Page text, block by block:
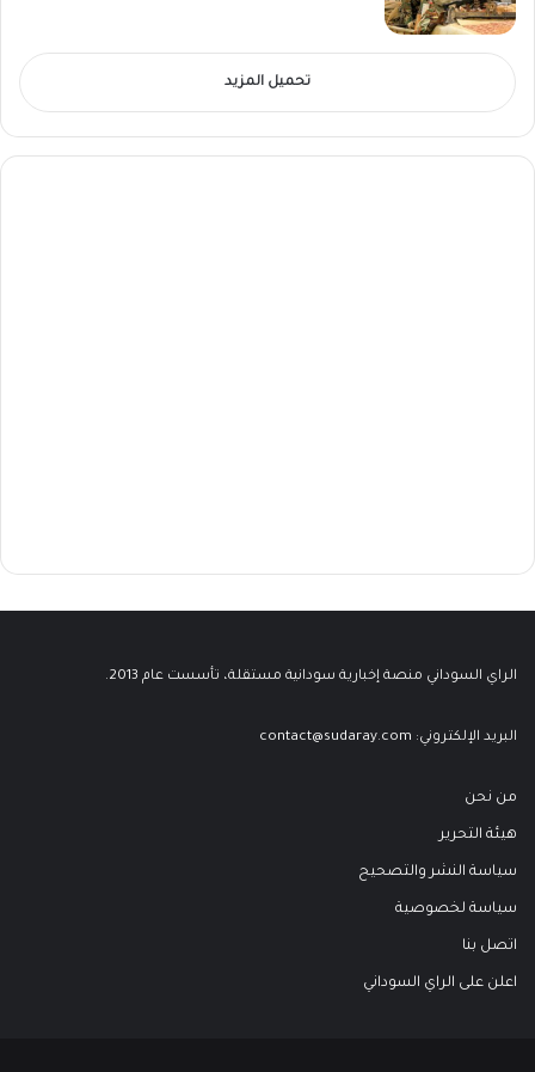
تحميل المزيد
الراي السوداني منصة إخبارية سودانية مستقلة، تأسست عام 2013.
البريد الإلكتروني: contact@sudaray.com
من نحن
هيئة التحرير
سياسة النشر والتصحيح
سياسة لخصوصية
اتصل بنا
اعلن على الراي السوداني